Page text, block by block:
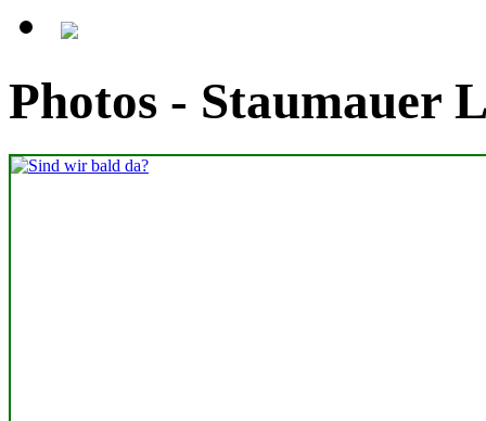
Photos - Staumauer